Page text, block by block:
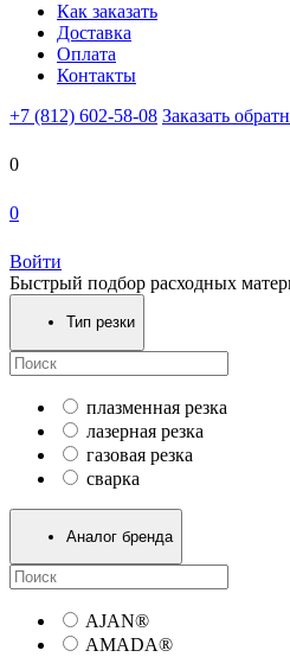
Как заказать
Доставка
Оплата
Контакты
+7 (812) 602-58-08 Заказать
0
0
Войти
Быстрый подбор расходных
Тип резки
плазменная резка
лазерная резка
газовая резка
сварка
Аналог бренда
AJAN®
AMADA®